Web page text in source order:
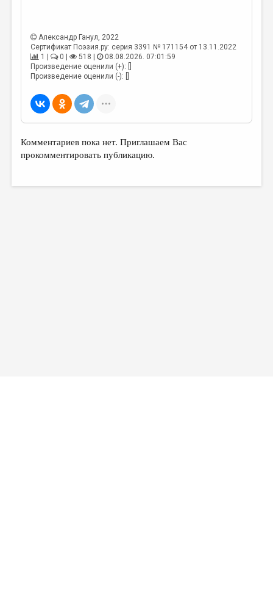
Александр Ганул, 2022
Сертификат Поэзия.ру: серия 3391 № 171154 от 13.11.2022
1 |
0 | 518 |
08.08.2026. 07:01:59
Произведение оценили (+): []
Произведение оценили (-): []
Комментариев пока нет. Приглашаем Вас
прокомментировать публикацию.